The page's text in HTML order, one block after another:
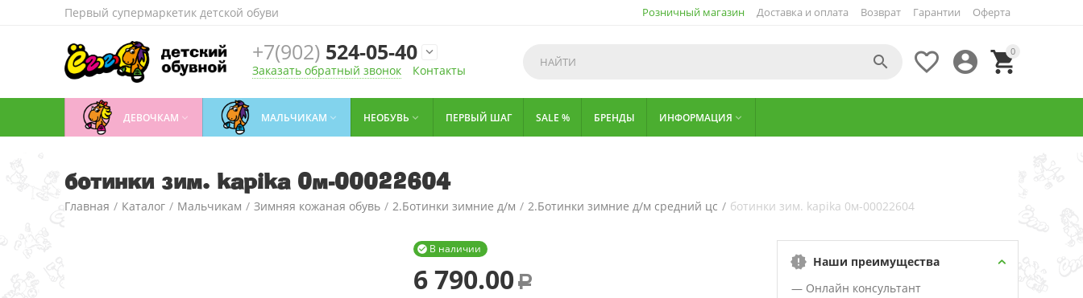
Первый супермаркетик детской обуви Розничный магазин Доставка и оплата Возврат Гарантии Оферта
+7(902)524-05-40 
Заказать обратный звонок Контакты
0




ДЕВОЧКАМ  МАЛЬЧИКАМ  НЕОБУВЬ  ПЕРВЫЙ ШАГ SALE % БРЕНДЫ ИНФОРМАЦИЯ 
ботинки зим. kapika 0м-00022604
Главная / Каталог / Мальчикам / Зимняя кожаная обувь / 2.Ботинки зимние д/м / 2.Ботинки зимние д/м средний цс / ботинки зим. kapika 0м-00022604
В наличии

6 790.00 Р
Наши преимущества
— Онлайн консультант